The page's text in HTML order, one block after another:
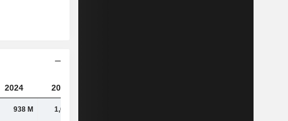
2024 2025
938 M 1,05 Md